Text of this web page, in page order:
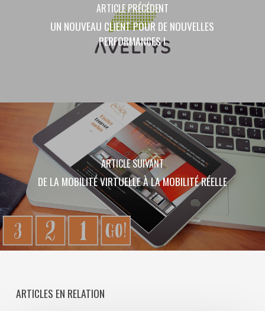
ARTICLE PRÉCÉDENT
UN NOUVEAU CLIENT POUR DE NOUVELLES
PERFORMANCES !
ARTICLE SUIVANT
DE LA MOBILITÉ VIRTUELLE À LA MOBILITÉ RÉELLE
ARTICLES EN RELATION